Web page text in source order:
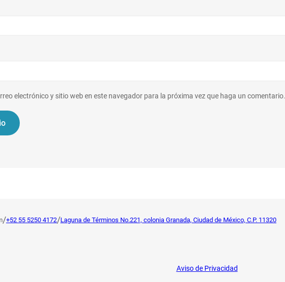
electrónico y sitio web en este navegador para la próxima vez que haga un comentario.
/+52 55 5250 4172/Laguna de Términos No.221, colonia Granada, Ciudad de México, C.P. 11320
Aviso de Privacidad